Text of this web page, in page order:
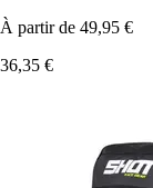
À partir de 49,95 €
36,35 €